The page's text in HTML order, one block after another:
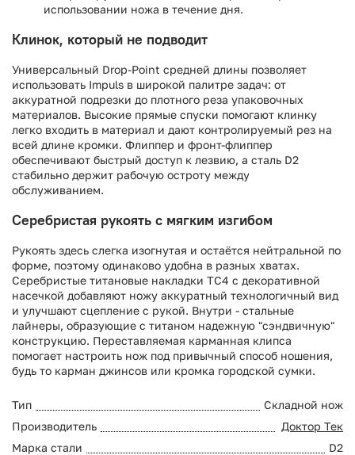
использовании ножа в течение дня.
Клинок, который не подводит
Универсальный Drop-Point средней длины позволяет
использовать Impuls в широкой палитре задач: от
аккуратной подрезки до плотного реза упаковочных
материалов. Высокие прямые спуски помогают клинку
легко входить в материал и дают контролируемый рез на
всей длине кромки. Флиппер и фронт-флиппер
обеспечивают быстрый доступ к лезвию, а сталь D2
стабильно держит рабочую остроту между
обслуживанием.
Серебристая рукоять с мягким изгибом
Рукоять здесь слегка изогнутая и остаётся нейтральной по
форме, поэтому одинаково удобна в разных хватах.
Серебристые титановые накладки TC4 с декоративной
насечкой добавляют ножу аккуратный технологичный вид
и улучшают сцепление с рукой. Внутри - стальные
лайнеры, образующие с титаном надежную "сэндвичную"
конструкцию. Переставляемая карманная клипса
помогает настроить нож под привычный способ ношения,
будь то карман джинсов или кромка городской сумки.
Тип
Складной нож
Производитель
Доктор Тек
Марка стали
D2